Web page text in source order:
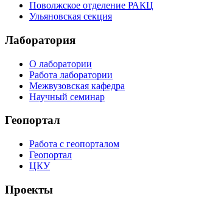
Поволжское отделение РАКЦ
Ульяновская секция
Лаборатория
О лаборатории
Работа лаборатории
Межвузовская кафедра
Научный семинар
Геопортал
Работа с геопорталом
Геопортал
ЦКУ
Проекты